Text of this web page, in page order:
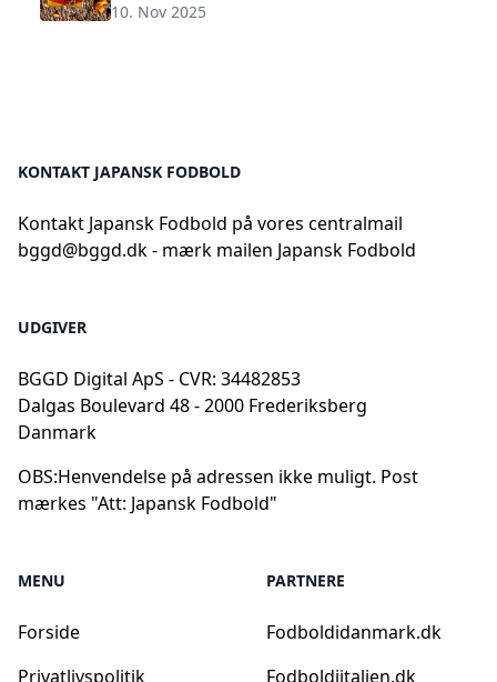
10. Nov 2025
KONTAKT JAPANSK FODBOLD
Kontakt Japansk Fodbold på vores centralmail
bggd@bggd.dk- mærk mailen Japansk Fodbold
UDGIVER
BGGD Digital ApS - CVR: 34482853
Dalgas Boulevard 48 - 2000 Frederiksberg
Danmark
OBS:Henvendelse på adressen ikke muligt. Post
mærkes "Att: Japansk Fodbold"
MENU
Forside
Privatlivspolitik
PARTNERE
Fodboldidanmark.dk
Fodboldiitalien.dk